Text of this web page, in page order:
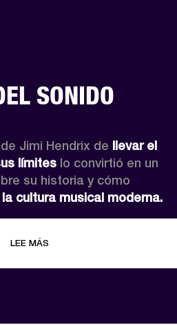
SONIDO
Jimi Hendrix de llevar el
límites lo convirtió en un
cultura musical moderna.
LEE MÁS